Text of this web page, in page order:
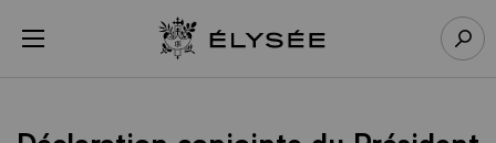
menu Retour à l’accueil Élysée
Panneau de gestion des cookies